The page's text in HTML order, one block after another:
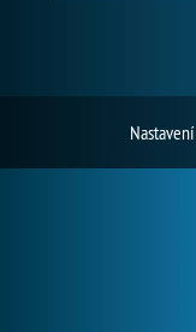
Nastavení